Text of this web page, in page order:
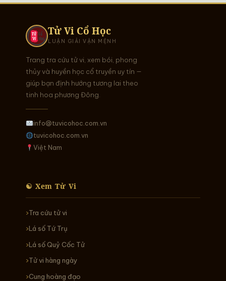
Tử Vi Cổ Học
LUẬN GIẢI VẬN MỆNH
Trang tra cứu tử vi, xem bói, phong
thủy và huyền học cổ truyền uy tín —
giúp bạn định hướng tương lai theo
tinh hoa phương Đông.
info@tuvicohoc.com.vn
tuvicohoc.com.vn
Việt Nam
☯ Xem Tử Vi
Tra cứu tử vi
Lá số Tứ Trụ
Lá số Quỷ Cốc Tử
Tử vi hàng ngày
Cung hoàng đạo